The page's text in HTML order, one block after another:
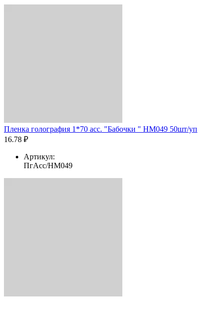
Пленка голография 1*70 асс. "Бабочки " HM049 50шт/уп
16.78 ₽
Артикул:
ПгАсс/HM049